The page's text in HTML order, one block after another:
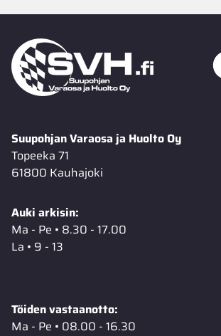
Suupohjan Varaosa ja Huolto Oy
Topeeka 71
61800 Kauhajoki
Auki arkisin:
Ma - Pe • 8.30 - 17.00
La • 9 - 13
Töiden vastaanotto:
Ma - Pe • 08.00 - 16.30